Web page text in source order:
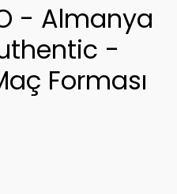
- Almanya
-
Forması